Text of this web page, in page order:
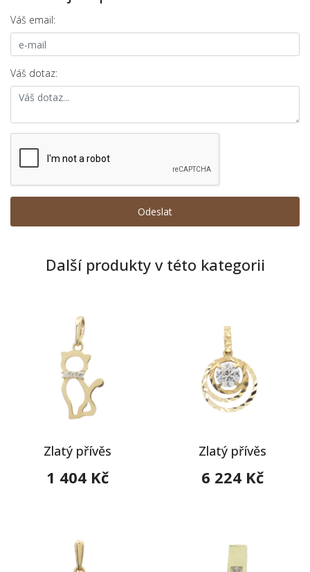
Váš email:
Váš dotaz:
Další produkty v této kategorii
Zlatý přívěs
1 404 Kč
Zlatý přívěs
6 224 Kč